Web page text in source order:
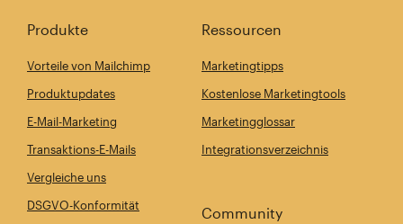
Produkte
Vorteile von Mailchimp
Produktupdates
E-Mail-Marketing
Transaktions-E-Mails
Vergleiche uns
DSGVO-Konformität
Ressourcen
Marketingtipps
Kostenlose Marketingtools
Marketingglossar
Integrationsverzeichnis
Community